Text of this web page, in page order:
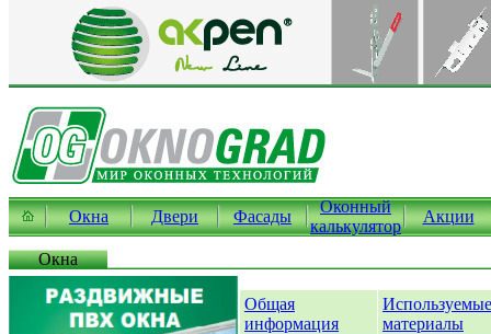
Окна Двери Фасады
Оконный
калькулятор
Акции
Окна
Общая
информация
Используемые
материалы